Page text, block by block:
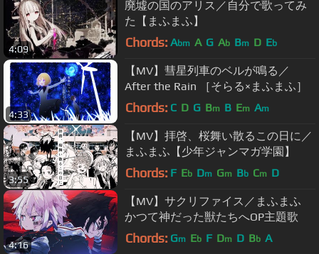
4:09
廃墟の国のアリス／自分で歌ってみ
た【まふまふ】
Chords: Abm A G Ab Bm D Eb
4:33
【MV】彗星列車のベルが鳴る／
After the Rain ［そらる×まふまふ］
Chords: C D G Bm B Em Am
3:55
【MV】拝啓、桜舞い散るこの日に／
まふまふ【少年ジャンマガ学園】
Chords: F Eb Dm Gm Bb Cm D
4:16
【MV】サクリファイス／まふまふ
かつて神だった獣たちへOP主題歌
Chords: Gm Eb F Dm D Bb A